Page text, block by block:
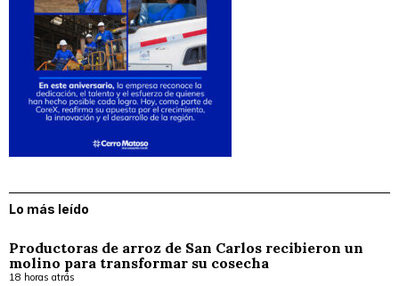
Lo más leído
Productoras de arroz de San Carlos recibieron un
molino para transformar su cosecha
18 horas atrás